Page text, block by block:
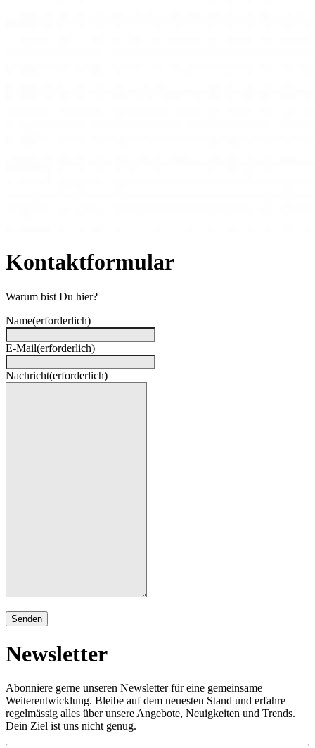
Kontaktformular
Warum bist Du hier?
Name(erforderlich)
E-Mail(erforderlich)
Nachricht(erforderlich)
Senden
Newsletter
Abonniere gerne unseren Newsletter für eine gemeinsame
Weiterentwicklung. Bleibe auf dem neuesten Stand und erfahre
regelmässig alles über unsere Angebote, Neuigkeiten und Trends.
Dein Ziel ist uns nicht genug.